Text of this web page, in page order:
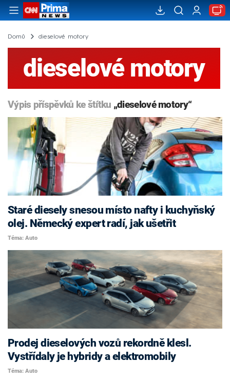
Domů dieselové motory
dieselové motory
Výpis příspěvků ke štítku „dieselové motory“
Staré diesely snesou místo nafty i kuchyňský
olej. Německý expert radí, jak ušetřit
Téma: Auto
Prodej dieselových vozů rekordně klesl.
Vystřídaly je hybridy a elektromobily
Téma: Auto